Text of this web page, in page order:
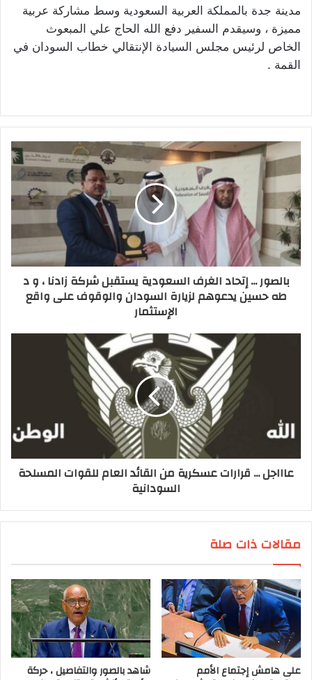
مدينة جدة بالمملكة العربية السعودية وسط مشاركة عربية
مميزة ، وسيقدم السفير دفع الله الحاج علي المبعوث
الخاص لرئيس مجلس السيادة الإنتقالي خطاب السودان في
القمة .
بالصور ... إتحاد الغرف السعودية يستقبل شركة زادنا ، و د
طه حسين يدعوهم لزيارة السودان والوقوف على واقع
الإستثمار
عاااجل ... قرارات عسكرية من القائد العام للقوات المسلحة
السودانية
مقالات ذات صلة
على هامش إجتماع الأمم شاهد بالصور والتفاصيل ، حركة